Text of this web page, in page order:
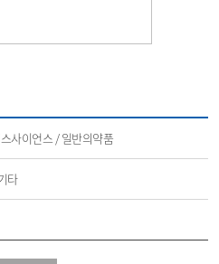
사이언스 / 일반의약품
타